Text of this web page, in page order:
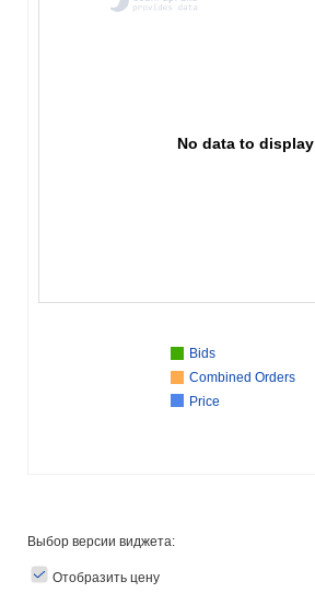
No data to display
Bids
Combined Orders
Price
Выбор версии виджета:
Отобразить цену